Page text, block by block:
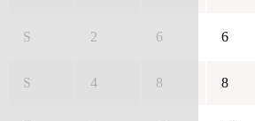
S 2 6 6
S 4 8 8